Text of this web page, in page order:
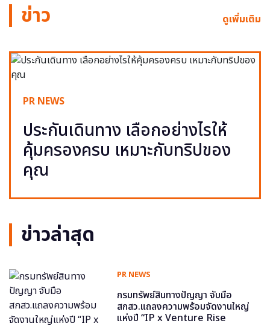
ข่าว ดูเพิ่มเติม
PR NEWS
ประกันเดินทาง เลือกอย่างไรให้
คุ้มครองครบ เหมาะกับทริปของ
คุณ
ข่าวล่าสุด
PR NEWS
กรมทรัพย์สินทางปัญญา จับมือ
สกสว.แถลงความพร้อมจัดงานใหญ่
แห่งปี “IP x Venture Rise